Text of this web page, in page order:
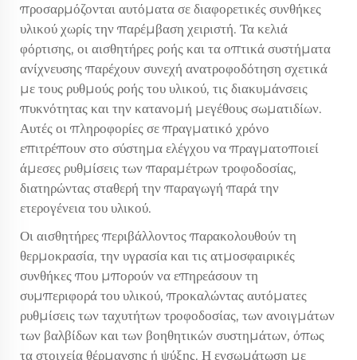
προσαρμόζονται αυτόματα σε διαφορετικές συνθήκες
υλικού χωρίς την παρέμβαση χειριστή. Τα κελιά
φόρτισης, οι αισθητήρες ροής και τα οπτικά συστήματα
ανίχνευσης παρέχουν συνεχή ανατροφοδότηση σχετικά
με τους ρυθμούς ροής του υλικού, τις διακυμάνσεις
πυκνότητας και την κατανομή μεγέθους σωματιδίων.
Αυτές οι πληροφορίες σε πραγματικό χρόνο
επιτρέπουν στο σύστημα ελέγχου να πραγματοποιεί
άμεσες ρυθμίσεις των παραμέτρων τροφοδοσίας,
διατηρώντας σταθερή την παραγωγή παρά την
ετερογένεια του υλικού.
Οι αισθητήρες περιβάλλοντος παρακολουθούν τη
θερμοκρασία, την υγρασία και τις ατμοσφαιρικές
συνθήκες που μπορούν να επηρεάσουν τη
συμπεριφορά του υλικού, προκαλώντας αυτόματες
ρυθμίσεις των ταχυτήτων τροφοδοσίας, των ανοιγμάτων
των βαλβίδων και των βοηθητικών συστημάτων, όπως
τα στοιχεία θέρμανσης ή ψύξης. Η ενσωμάτωση με